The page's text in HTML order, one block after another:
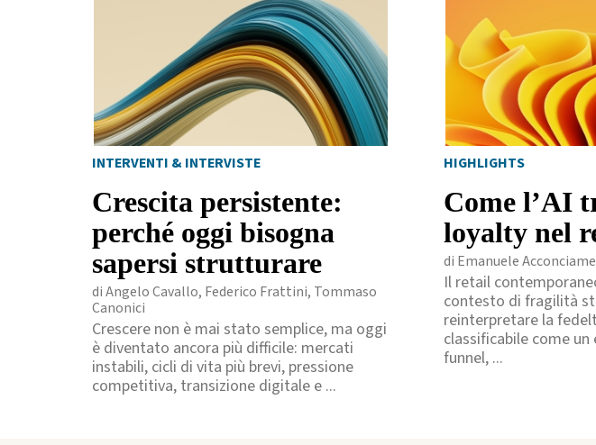
INTERVENTI & INTERVISTE
Crescita persistente:
perché oggi bisogna
sapersi strutturare
di Angelo Cavallo, Federico Frattini, Tommaso
Canonici
Crescere non è mai stato semplice, ma oggi
è diventato ancora più difficile: mercati
instabili, cicli di vita più brevi, pressione
competitiva, transizione digitale e ...
HIGHLIGHTS
Come l’AI
loyalty nel
di Emanuele
Il retail
contesto di fragilità
reinterpretare la
classificabile come
funnel, ...